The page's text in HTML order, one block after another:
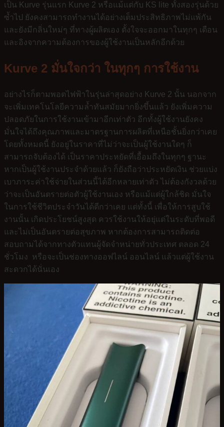
เป็น Kurve รุ่นแรก Kurve 2 หรือแม้แต่กับ KS lite ทั้งสองรุ่นด้วย
ซ้ำไป ยังคงสามารถทำงานได้อย่างเต็มประสิทธิภาพไม่แพ้กัน
และยังมีกลิ่นใหม่ๆ ที่ทางผู้ผลิตเอง ตั้งใจจะออกมาในทุกๆ เดือน
และอิงจากความต้องการของผู้ใช้งานเป็นหลักอีกด้วย
Kurve 2 มั่นใจกว่า ในทุกๆ การใช้งาน
อย่างไรก็ตามพอตไฟฟ้าในรุ่นล่าสุดอย่าง Kurve 2 นั้น นอกจาก
จะเพิ่มเทคโนโลยีความล้ำทันสมัยมากยิ่งขึ้นแล้ว ยังเพิ่มความ
ปลอดภัยในการใช้งานเข้ามาอีกเท่าตัว อีกทั้งผู้ใช้งานยังคง
มั่นใจได้ถึงคุณภาพและมาตรฐานการผลิตที่เหนือชั้นยิ่งกว่าเคย
โดยทั้งหมดนี้ ยังอยู่ในราคาที่ไม่ว่าจะเป็นผู้ใช้งานใดๆ ก็
สามารถจับต้องได้ เป็นราคาประหยัดที่เอื้อมถึงในทุกๆ ฐานะ
หากเป็นผู้ใช้งานประจำด้วยแล้ว ก็ยังถือว่าประหยัดเงิน ช่วยแบ่ง
เบาภาระค่าใช้จ่ายในส่วนนี้ได้อีกหลายเท่าตัว ไม่ต้องกังวลด้วย
ว่าจะเป็นอันตรายต่อตัวผู้ใช้งานเอง หรือแม้แต่ผู้ใกล้ชิด มั่นใจ
ในการใช้ชีวิตประจำวันได้ดีกว่าเคย แต่ทั้งนี้ เพื่อให้การสูบใช้
งานนั้น เกิดประโยชน์สูงสุด ควรใช้งานให้อยุ่แต่ในระดับที่พอดี
และไม่เป็นอันตรายต่อสุขภาพ หากต้องการสามารถติดต่อ
สอบถามได้จากทางตัวแทนผู้จัดจำหน่ายทั่วประเทศ ตลอด 24
ชั่วโมง หรือจะเป็นช่องทางออฟไลน์ ออนไลน์ แล้วแต่ผู้ใช้งาน
สะดวกได้นั่นเอง